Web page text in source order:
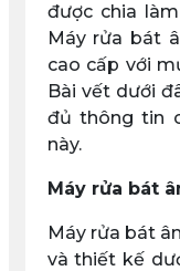
được chia
Máy rửa bát
cao cấp với
Bài vết dưới
đủ thông tin
này.
Máy rửa bát
Máy rửa bát
và thiết kế